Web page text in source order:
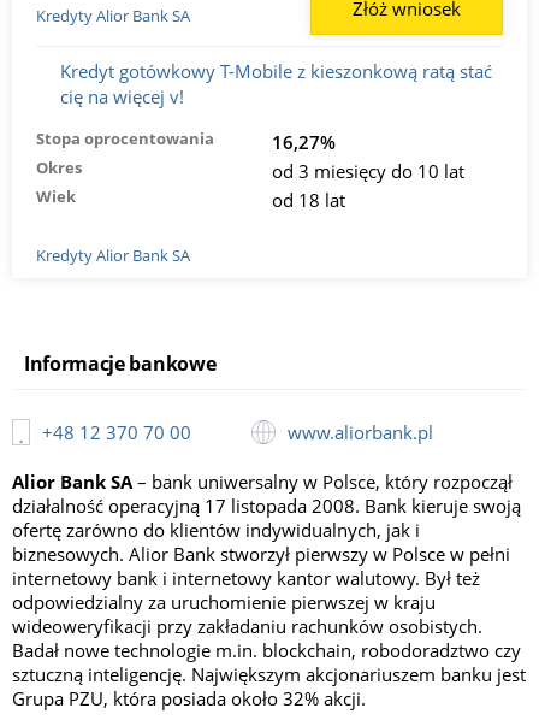
Kredyty Alior Bank SA Złóż wniosek
Kredyt gotówkowy T-Mobile z kieszonkową ratą stać
cię na więcej v!
Stopa oprocentowania 16,27%
Okres od 3 miesięcy do 10 lat
Wiek od 18 lat
Kredyty Alior Bank SA
Informacje bankowe
+48 12 370 70 00 www.aliorbank.pl
Alior Bank SA – bank uniwersalny w Polsce, który rozpoczął
działalność operacyjną 17 listopada 2008. Bank kieruje swoją
ofertę zarówno do klientów indywidualnych, jak i
biznesowych. Alior Bank stworzył pierwszy w Polsce w pełni
internetowy bank i internetowy kantor walutowy. Był też
odpowiedzialny za uruchomienie pierwszej w kraju
wideoweryfikacji przy zakładaniu rachunków osobistych.
Badał nowe technologie m.in. blockchain, robodoradztwo czy
sztuczną inteligencję. Największym akcjonariuszem banku jest
Grupa PZU, która posiada około 32% akcji.